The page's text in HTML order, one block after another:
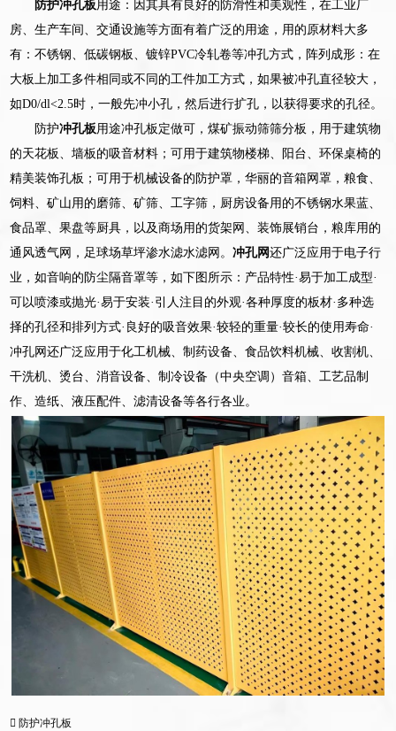
防护冲孔板 用途：因其具有良好的防滑性和美观性，在工业厂
房、生产车间、交通设施等方面有着广泛的用途，用的原材料大多
有：不锈钢、低碳钢板、镀锌PVC冷轧卷等冲孔方式，阵列成形：在
大板上加工多件相同或不同的工件加工方式，如果被冲孔直径较大，
如D0/dl<2.5时，一般先冲小孔，然后进行扩孔，以获得要求的孔径。
防护冲孔板 用途冲孔板定做可，煤矿振动筛筛分板，用于建筑物
的天花板、墙板的吸音材料；可用于建筑物楼梯、阳台、环保桌椅的
精美装饰孔板；可用于机械设备的防护罩，华丽的音箱网罩，粮食、
饲料、矿山用的磨筛、矿筛、工字筛，厨房设备用的不锈钢水果蓝、
食品罩、果盘等厨具，以及商场用的货架网、装饰展销台，粮库用的
通风透气网，足球场草坪渗水滤水滤网。冲孔网还广泛应用于电子行
业，如音响的防尘隔音罩等，如下图所示：产品特性·易于加工成型·
可以喷漆或抛光·易于安装·引人注目的外观·各种厚度的板材·多种选
择的孔径和排列方式·良好的吸音效果·较轻的重量·较长的使用寿命·
冲孔网还广泛应用于化工机械、制药设备、食品饮料机械、收割机、
干洗机、烫台、消音设备、制冷设备（中央空调）音箱、工艺品制
作、造纸、液压配件、滤清设备等各行各业。
防护冲孔板